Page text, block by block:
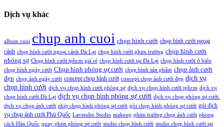
Dịch vụ khác
album cuoi chup anh cuoi chụp hình cưới chụp hình cưới ngoại
cảnh chụp hình cưới ngoại cảnh Đà Lạt chụp hình cưới phim trường chụp hình cưới
phóng sự Chụp hình cưới tphcm giá rẻ chụp hình cưới tại Đà Lạt chụp hình cưới ở biển
chụp hình ngày cưới Chụp hình phóng sự cưới chụp hình sản phẩm chụp ảnh cưới
đẹp chụp ảnh ngày cưới concept chụp hình cưới concept chụp ảnh cưới đẹp dịch vụ
chụp hình cưới dịch vụ chụp hình cưới phóng sự dịch vụ chụp hình cưới tphcm dịch vụ
chụp hình cưới Đà Lạt dịch vụ chụp hình phóng sự cưới dịch vụ chụp phóng sự cưới.
dịch vụ chụp ảnh cưới ekip chụp hình phóng sự cưới gói chụp hình phóng sự cưới gói dịch
vụ chụp ảnh cưới Phú Quốc Lavender Studio makeup phim trường chụp ảnh cưới phong
cách Hàn Quốc quay phim phóng sự cưới studio chụp hình cưới studio chụp hình cưới tại